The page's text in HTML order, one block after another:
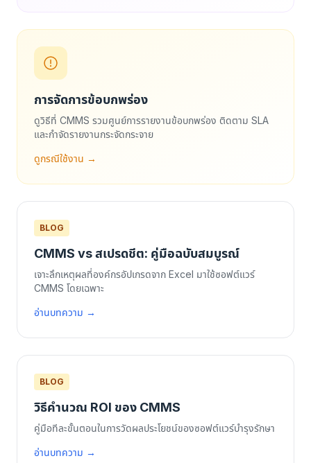
การจัดการข้อบกพร่อง
ดูวิธีที่ CMMS รวมศูนย์การรายงานข้อบกพร่อง ติดตาม SLA
และกำจัดรายงานกระจัดกระจาย
ดูกรณีใช้งาน →
BLOG
CMMS vs สเปรดชีต: คู่มือฉบับสมบูรณ์
เจาะลึกเหตุผลที่องค์กรอัปเกรดจาก Excel มาใช้ซอฟต์แวร์
CMMS โดยเฉพาะ
อ่านบทความ →
BLOG
วิธีคำนวณ ROI ของ CMMS
คู่มือทีละขั้นตอนในการวัดผลประโยชน์ของซอฟต์แวร์บำรุงรักษา
อ่านบทความ →